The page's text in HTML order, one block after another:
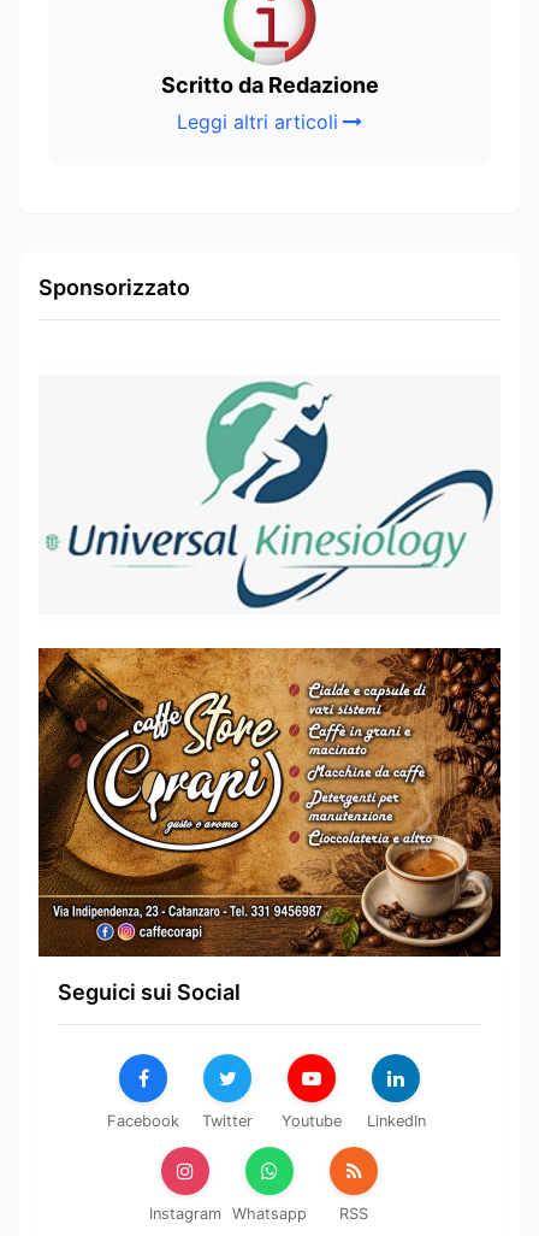
Scritto da Redazione
Leggi altri articoli
Sponsorizzato
Seguici sui Social
Facebook Twitter Youtube LinkedIn
Instagram Whatsapp RSS